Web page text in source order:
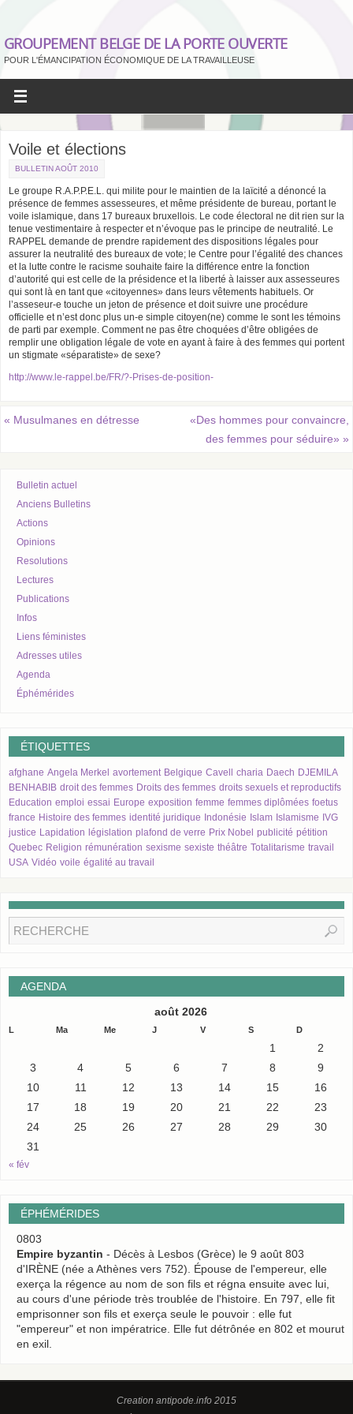
GROUPEMENT BELGE DE LA PORTE OUVERTE
POUR L'ÉMANCIPATION ÉCONOMIQUE DE LA TRAVAILLEUSE
Voile et élections
BULLETIN AOÛT 2010
Le groupe R.A.P.P.E.L. qui milite pour le maintien de la laïcité a dénoncé la
présence de femmes assesseures, et même présidente de bureau, portant le
voile islamique, dans 17 bureaux bruxellois. Le code électoral ne dit rien sur la
tenue vestimentaire à respecter et n’évoque pas le principe de neutralité. Le
RAPPEL demande de prendre rapidement des dispositions légales pour
assurer la neutralité des bureaux de vote; le Centre pour l’égalité des chances
et la lutte contre le racisme souhaite faire la différence entre la fonction
d’autorité qui est celle de la présidence et la liberté à laisser aux assesseures
qui sont là en tant que «citoyennes» dans leurs vêtements habituels. Or
l’asseseur-e touche un jeton de présence et doit suivre une procédure
officielle et n’est donc plus un-e simple citoyen(ne) comme le sont les témoins
de parti par exemple. Comment ne pas être choquées d’être obligées de
remplir une obligation légale de vote en ayant à faire à des femmes qui portent
un stigmate «séparatiste» de sexe?
http://www.le-rappel.be/FR/?-Prises-de-position-
« Musulmanes en détresse
«Des hommes pour convaincre,
des femmes pour séduire» »
Bulletin actuel
Anciens Bulletins
Actions
Opinions
Resolutions
Lectures
Publications
Infos
Liens féministes
Adresses utiles
Agenda
Éphémérides
ÉTIQUETTES
afghane Angela Merkel avortement Belgique Cavell charia Daech DJEMILA
BENHABIB droit des femmes Droits des femmes droits sexuels et reproductifs
Education emploi essai Europe exposition femme femmes diplômées foetus
france Histoire des femmes identité juridique Indonésie Islam Islamisme IVG
justice Lapidation législation plafond de verre Prix Nobel publicité pétition
Quebec Religion rémunération sexisme sexiste théâtre Totalitarisme travail
USA Vidéo voile égalité au travail
AGENDA
août 2026
L Ma Me J V S D
« fév
1
2
3
4 5 6 7 8
9
10
11 12 13 14 15
16
17
18 19 20 21 22
23
24
25 26 27 28 29
30
31
ÉPHÉMÉRIDES
0803
Empire byzantin - Décès à Lesbos (Grèce) le 9 août 803
d'IRÈNE (née a Athènes vers 752). Épouse de l'empereur, elle
exerça la régence au nom de son fils et régna ensuite avec lui,
au cours d'une période très troublée de l'histoire. En 797, elle fit
emprisonner son fils et exerça seule le pouvoir : elle fut
"empereur" et non impératrice. Elle fut détrônée en 802 et mourut
en exil.
Creation antipode.info 2015